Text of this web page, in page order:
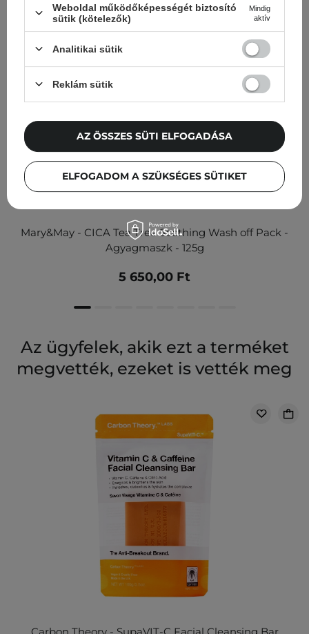
Mary&May - CICA Tea Tree Soothing Wash off Pack -
Agyagmaszk - 125g
5 650,00 Ft
Az ügyfelek, akik ezt a terméket
megvették, ezeket is vették meg
Weboldal működőképességét biztosító
sütik (kötelezők)
Mindig
aktív
Analitikai sütik
Reklám sütik
ELFOGADOM A SZÜKSÉGES SÜTIKET
AZ ÖSSZES SÜTI ELFOGADÁSA